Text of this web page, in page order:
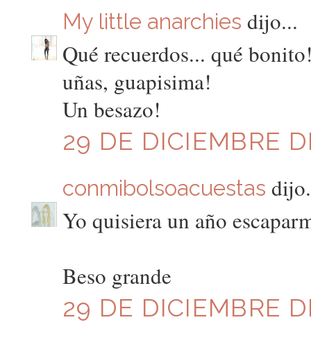
My little anarchies dijo...
Qué recuerdos... qué
uñas, guapisima!
Un besazo!
29 DE DICIEMBRE
conmibolsoacuestas
Yo quisiera un año
Beso grande
29 DE DICIEMBRE